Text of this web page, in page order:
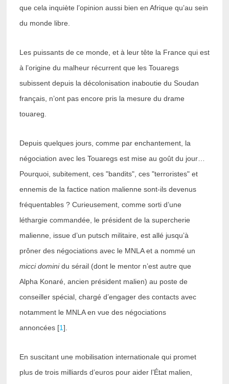
que cela inquiète l’opinion aussi bien en Afrique qu’au sein
du monde libre.
Les puissants de ce monde, et à leur tête la France qui est
à l’origine du malheur récurrent que les Touaregs
subissent depuis la décolonisation inaboutie du Soudan
français, n’ont pas encore pris la mesure du drame
touareg.
Depuis quelques jours, comme par enchantement, la
négociation avec les Touaregs est mise au goût du jour…
Pourquoi, subitement, ces "bandits", ces "terroristes" et
ennemis de la factice nation malienne sont-ils devenus
fréquentables ? Curieusement, comme sorti d’une
léthargie commandée, le président de la supercherie
malienne, issue d’un putsch militaire, est allé jusqu’à
prôner des négociations avec le MNLA et a nommé un
micci dominidu sérail (dont le mentor n’est autre que
Alpha Konaré, ancien président malien) au poste de
conseiller spécial, chargé d’engager des contacts avec
notamment le MNLA en vue des négociations
annoncées [1].
En suscitant une mobilisation internationale qui promet
plus de trois milliards d’euros pour aider l’État malien,